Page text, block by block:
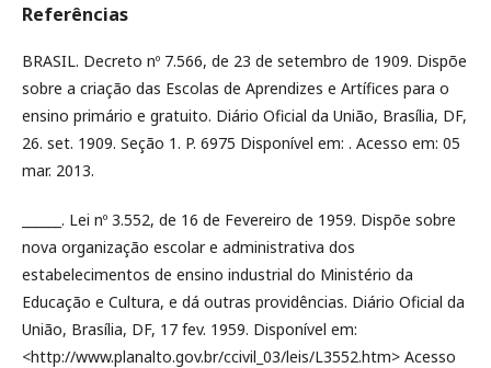
Referências
BRASIL. Decreto nº 7.566, de 23 de setembro de 1909. Dispõe
sobre a criação das Escolas de Aprendizes e Artífices para o
ensino primário e gratuito. Diário Oficial da União, Brasília, DF,
26. set. 1909. Seção 1. P. 6975 Disponível em: . Acesso em: 05
mar. 2013.
______. Lei nº 3.552, de 16 de Fevereiro de 1959. Dispõe sobre
nova organização escolar e administrativa dos
estabelecimentos de ensino industrial do Ministério da
Educação e Cultura, e dá outras providências. Diário Oficial da
União, Brasília, DF, 17 fev. 1959. Disponível em:
<http://www.planalto.gov.br/ccivil_03/leis/L3552.htm> Acesso